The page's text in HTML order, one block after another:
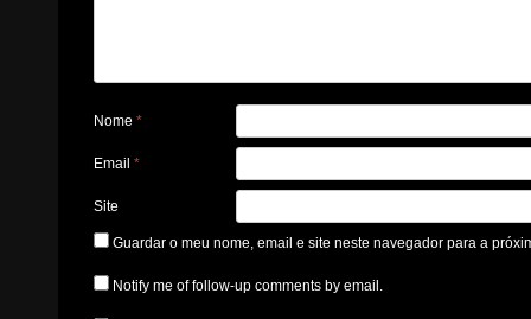
Nome*
Email*
Site
Guardar o meu nome, email e site neste navegador para a
Notify me of follow-up comments by email.